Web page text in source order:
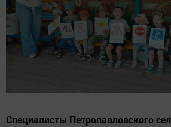
Специалисты Петропавловского